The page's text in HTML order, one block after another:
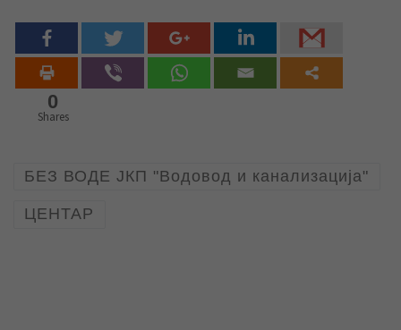
0
Shares
БЕЗ ВОДЕ ЈКП "Водовод и канализација"
ЦЕНТАР